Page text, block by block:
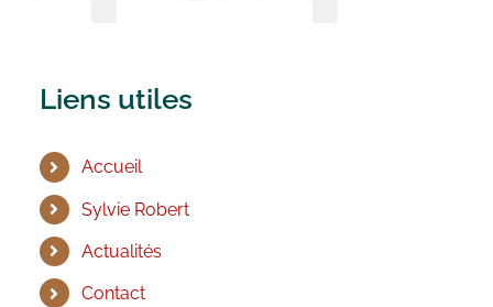
Liens utiles
Accueil
Sylvie Robert
Actualités
Contact